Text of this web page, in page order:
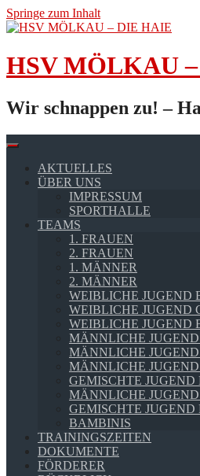
Springe zum Inhalt
HSV MÖLKAU
Wir schnappen zu! –
AKTUELLES
ÜBER UNS
IMPRESSUM
SPORTHALLE
TEAMS
1. FRAUEN
2. FRAUEN
1. MÄNNER
2. MÄNNER
WEIBLICHE JUGEND
WEIBLICHE JUGEND
WEIBLICHE JUGEND
MÄNNLICHE JUGEND
MÄNNLICHE
MÄNNLICHE JUGEND
GEMISCHTE JUGEND
MÄNNLICHE JUGEND
GEMISCHTE JUGEND
BAMBINIS
TRAININGSZEITEN
DOKUMENTE
FÖRDERER